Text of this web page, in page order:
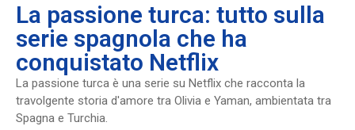
La passione turca: tutto sulla
serie spagnola che ha
conquistato Netflix
La passione turca è una serie su Netflix che racconta la
travolgente storia d'amore tra Olivia e Yaman, ambientata tra
Spagna e Turchia.